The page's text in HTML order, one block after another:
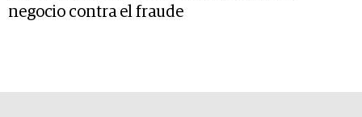
negocio contra el fraude